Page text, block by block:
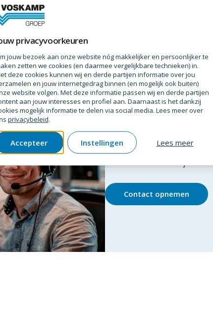
Product niet
Contact opnemen
privacyvoorkeuren
jouw bezoek aan onze website nóg makkelijker en persoonlijker te
zetten we cookies (en daarmee vergelijkbare technieken) in.
deze cookies kunnen wij en derde partijen informatie over jou
en jouw internetgedrag binnen (en mogelijk ook buiten)
website volgen. Met deze informatie passen wij en derde partijen
aan jouw interesses en profiel aan. Daarnaast is het dankzij
mogelijk informatie te delen via social media. Lees meer over
privacybeleid.
Accepteer Instellingen Lees meer